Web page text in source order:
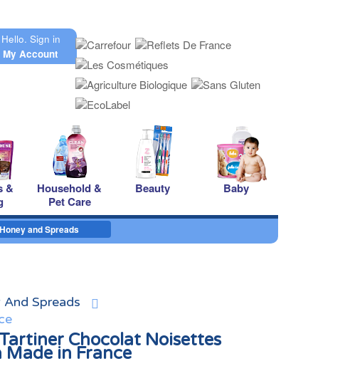
Hello. Sign in
My Account
&
Household &
Pet Care
Beauty Baby
Honey and Spreads
And Spreads
Chocolat Noisettes
Made in France